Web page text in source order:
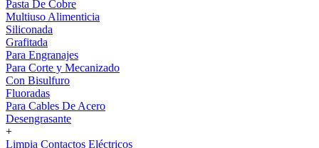
Pasta De Cobre
Multiuso Alimenticia
Siliconada
Grafitada
Para Engranajes
Para Corte y Mecanizado
Con Bisulfuro
Fluoradas
Para Cables De Acero
Desengrasante
+
Limpia Contactos Eléctricos